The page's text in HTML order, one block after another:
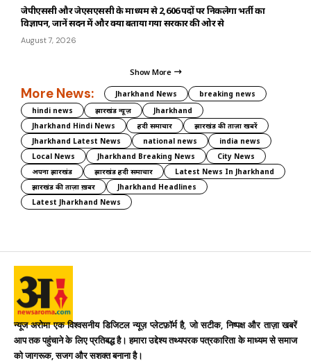
जेपीएससी और जेएसएससी के माध्यम से 2,606 पदों पर निकलेगा भर्ती का
विज्ञापन, जानें सदन में और क्या बताया गया सरकार की ओर से
August 7, 2026
Show More
More News: Jharkhand News
breaking news
hindi news
झारखंड न्यूज़
Jharkhand
Jharkhand Hindi News
हिंदी समाचार
झारखंड की ताज़ा खबरें
Jharkhand Latest News
national news
india news
Local News
Jharkhand Breaking News
City News
अपना झारखंड
झारखंड हिंदी समाचार
Latest News In Jharkhand
झारखंड की ताज़ा ख़बर
Jharkhand Headlines
Latest Jharkhand News
न्यूज अरोमा एक विश्वसनीय डिजिटल न्यूज़ प्लेटफ़ॉर्म है, जो सटीक, निष्पक्ष और ताज़ा खबरें
आप तक पहुंचाने के लिए प्रतिबद्ध है। हमारा उद्देश्य तथ्यपरक पत्रकारिता के माध्यम से समाज
को जागरूक, सजग और सशक्त बनाना है।